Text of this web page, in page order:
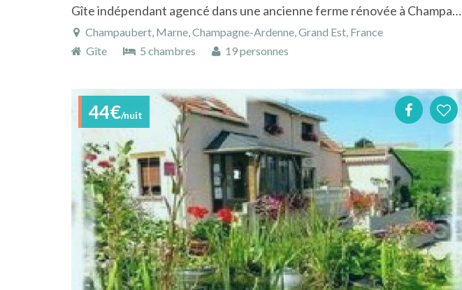
Gîte indépendant agencé dans une ancienne ferme rénovée à Champaubert
Champaubert, Marne, Champagne-Ardenne, Grand Est, France
Gîte
5 chambres 19 personnes
44€/nuit